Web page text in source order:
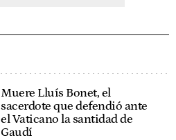
Muere Lluís Bonet, el
sacerdote que defendió ante
el Vaticano la santidad de
Gaudí